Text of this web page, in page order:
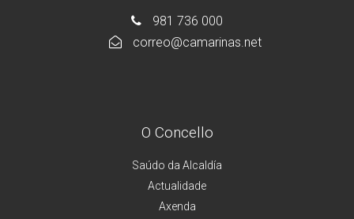
981 736 000
correo@camarinas.net
O Concello
Saúdo da Alcaldía
Actualidade
Axenda